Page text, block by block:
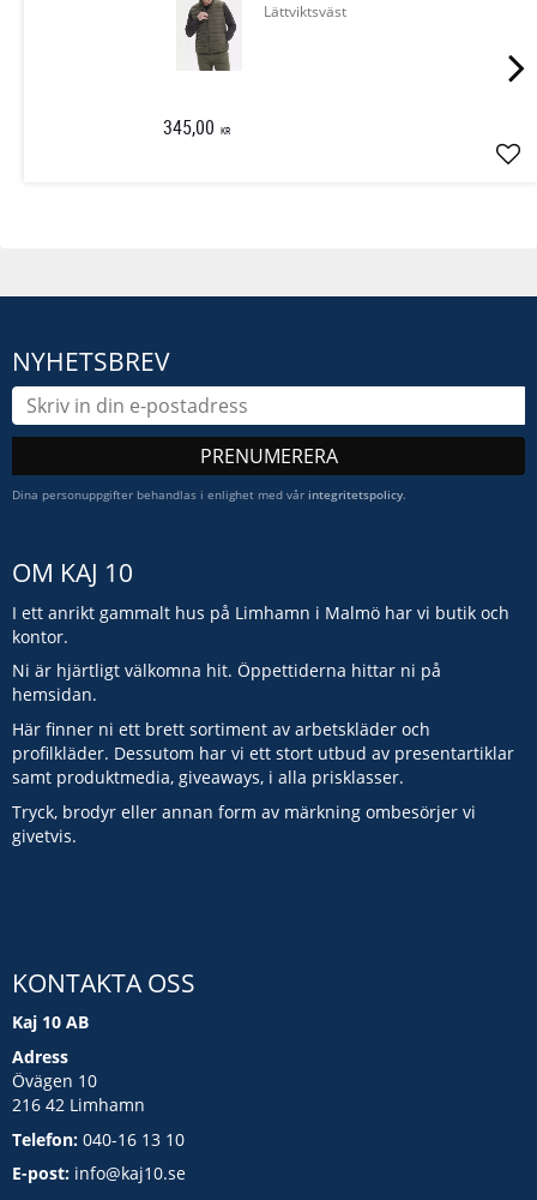
Lättviktsväst
345,00 KR
NYHETSBREV
PRENUMERERA
Dina personuppgifter behandlas i enlighet med vår integritetspolicy.
OM KAJ 10
I ett anrikt gammalt hus på Limhamn i Malmö har vi butik och
kontor.
Ni är hjärtligt välkomna hit. Öppettiderna hittar ni på
hemsidan.
Här finner ni ett brett sortiment av arbetskläder och
profilkläder. Dessutom har vi ett stort utbud av presentartiklar
samt produktmedia, giveaways, i alla prisklasser.
Tryck, brodyr eller annan form av märkning ombesörjer vi
givetvis.
KONTAKTA OSS
Kaj 10 AB
Adress
Övägen 10
216 42 Limhamn
Telefon: 040-16 13 10
E-post: info@kaj10.se